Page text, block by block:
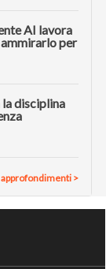
AI lavora
ammirarlo per
disciplina
>